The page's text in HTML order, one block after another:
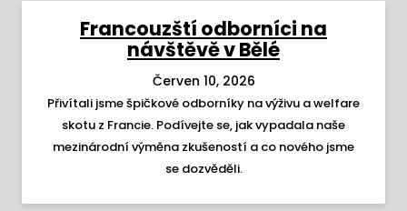
Francouzští odborníci na
návštěvě v Bělé
Červen 10, 2026
Přivítali jsme špičkové odborníky na výživu a welfare
skotu z Francie. Podívejte se, jak vypadala naše
mezinárodní výměna zkušeností a co nového jsme
se dozvěděli.